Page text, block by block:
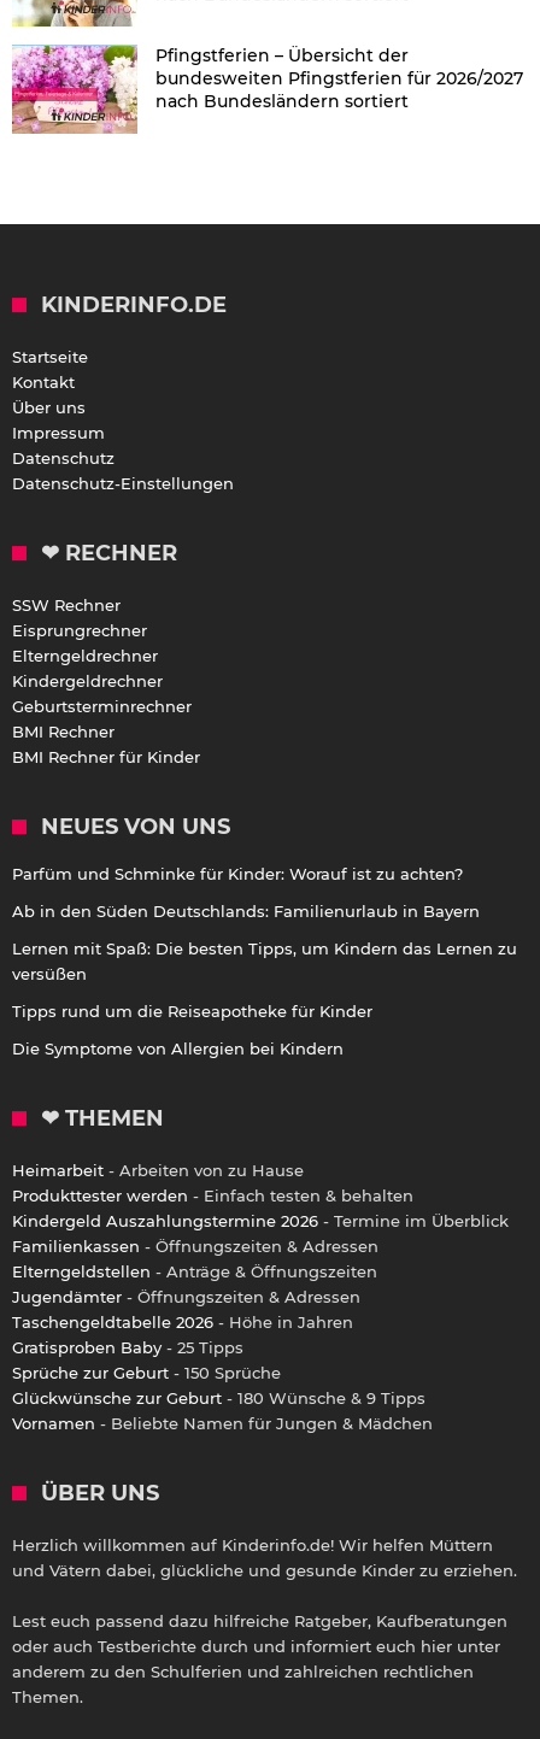
Pfingstferien – Übersicht der
bundesweiten Pfingstferien für 2026/2027
nach Bundesländern sortiert
KINDERINFO.DE
Startseite
Kontakt
Über uns
Impressum
Datenschutz
Datenschutz-Einstellungen
❤ RECHNER
SSW Rechner
Eisprungrechner
Elterngeldrechner
Kindergeldrechner
Geburtsterminrechner
BMI Rechner
BMI Rechner für Kinder
NEUES VON UNS
Parfüm und Schminke für Kinder: Worauf ist zu achten?
Ab in den Süden Deutschlands: Familienurlaub in Bayern
Lernen mit Spaß: Die besten Tipps, um Kindern das Lernen zu
versüßen
Tipps rund um die Reiseapotheke für Kinder
Die Symptome von Allergien bei Kindern
❤ THEMEN
Heimarbeit - Arbeiten von zu Hause
Produkttester werden - Einfach testen & behalten
Kindergeld Auszahlungstermine 2026 - Termine im Überblick
Familienkassen - Öffnungszeiten & Adressen
Elterngeldstellen - Anträge & Öffnungszeiten
Jugendämter - Öffnungszeiten & Adressen
Taschengeldtabelle 2026 - Höhe in Jahren
Gratisproben Baby - 25 Tipps
Sprüche zur Geburt - 150 Sprüche
Glückwünsche zur Geburt - 180 Wünsche & 9 Tipps
Vornamen - Beliebte Namen für Jungen & Mädchen
ÜBER UNS
Herzlich willkommen auf Kinderinfo.de! Wir helfen Müttern
und Vätern dabei, glückliche und gesunde Kinder zu erziehen.
Lest euch passend dazu hilfreiche Ratgeber, Kaufberatungen
oder auch Testberichte durch und informiert euch hier unter
anderem zu den Schulferien und zahlreichen rechtlichen
Themen.